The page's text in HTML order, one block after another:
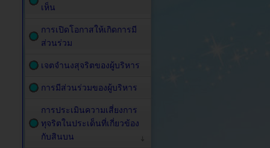
เห็น
การเปิดโอกาสให้เกิดการมี
ส่วนร่วม
เจตจำนงสุจริตของผู้บริหาร
การมีส่วนร่วมของผู้บริหาร
การประเมินความเสี่ยงการ
ทุจริตในประเด็นที่เกี่ยวข้อง
กับสินบน